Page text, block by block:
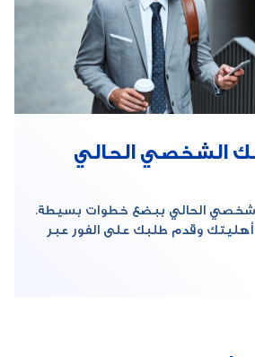
الشخصي الحالي
الحالي ببضع خطوات بسيطة.
وقدم طلبك على الفور عبر